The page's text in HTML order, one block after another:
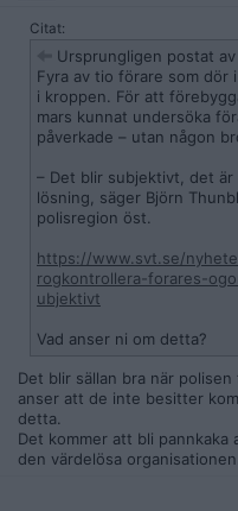
Citat:
Ursprungligen postat av
Fyra av tio förare som dör
i kroppen. För att
mars kunnat undersöka
påverkade – utan någon
– Det blir subjektivt, det
lösning, säger Björn
polisregion öst.
https://www.svt.se/
rogkontrollera-forares-
ubjektivt
Vad anser ni om detta?
Det blir sällan bra när
anser att de inte besitter
detta.
Det kommer att bli pannkaka
den värdelösa organisationen.